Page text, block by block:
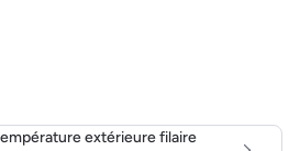
extérieure filaire